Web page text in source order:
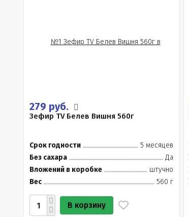
279 руб.
Зефир TV Белев Вишня 560г
Срок годности
5 месяцев
Без сахара
Да
Вложений в коробке
штучно
Вес
560 г
В корзину